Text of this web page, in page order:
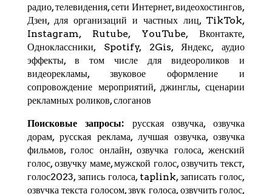
радио, телевидения, сети Интернет, видеохостингов,
Дзен, для организаций и частных лиц, TikTok,
Instagram, Rutube, YouTube,Вконтакте,
Одноклассники, Spotify,2Gis,Яндекс, аудио
эффекты, в том числе для видеороликов и
видеорекламы, звуковое оформление и
сопровождение мероприятий, джинглы, сценарии
рекламных роликов, слоганов
Поисковые запросы:русская озвучка, озвучка
дорам, русская реклама, лучшая озвучка, озвучка
фильмов, голос онлайн, озвучка голоса, женский
голос, озвучку маме, мужской голос, озвучить текст,
голос2023, запись голоса, taplink, записать голос,
озвучка текста голосом, звук голоса, озвучить голос,